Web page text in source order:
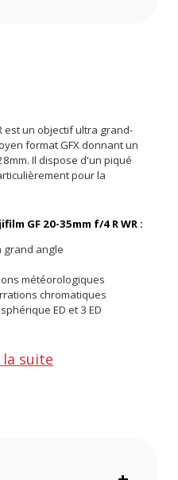
est un objectif ultra grand-
format GFX donnant un
Il dispose d'un piqué
pour la
GF 20-35mm f/4 R WR :
grand angle
météorologiques
chromatiques
ED et 3 ED
un ultra grand angle
présentés dans la
suite